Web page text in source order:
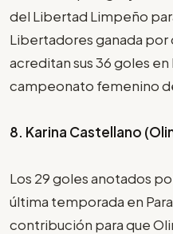
del Libertad Limpeño
Libertadores ganada por
acreditan sus 36 goles
campeonato femenino
8. Karina Castellano
Los 29 goles anotados
última temporada en
contribución para que